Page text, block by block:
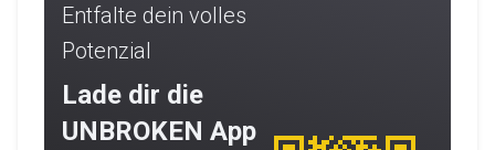
Entfalte dein volles
Potenzial
Lade dir die
UNBROKEN App